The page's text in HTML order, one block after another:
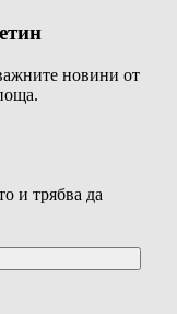
новини от
и трябва да